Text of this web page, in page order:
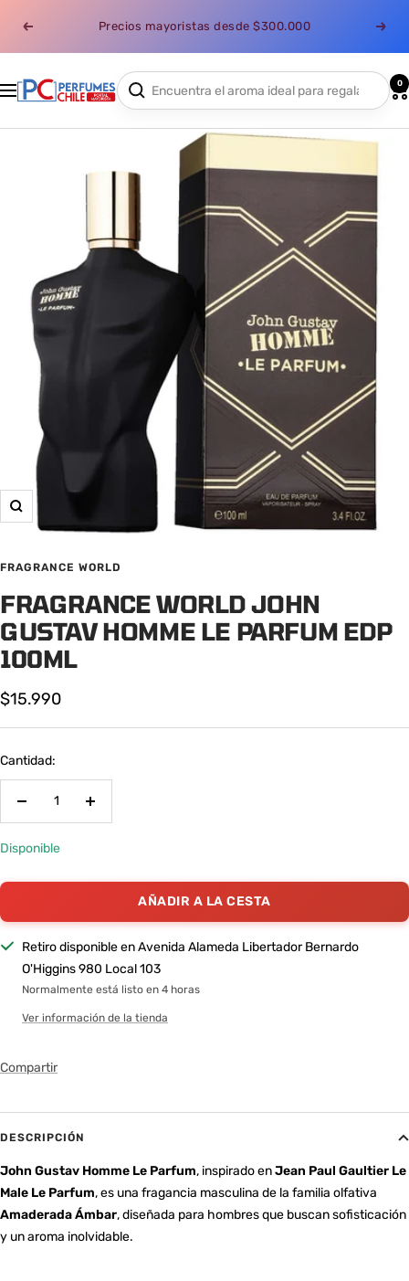
contenido
Anterior
Precios mayoristas desde $300.000
Navigación
Perfumes
0
Zoom
FRAGRANCE WORLD
FRAGRANCE WORLD JOHN
GUSTAV HOMME LE PARFUM EDP
100ML
Precio
de
venta
$15.990
Cantidad:
Decrecer
Aumentar
Disponible
AÑADIR A LA CESTA
Retiro disponible en Avenida Alameda Libertador Bernardo
O'Higgins 980 Local 103
Normalmente está listo en 4 horas
Ver información de la tienda
Compartir
DESCRIPCIÓN
John Gustav Homme Le Parfum, inspirado enJean Paul Gaultier Le
Male Le Parfum, es una fragancia masculina de la familia olfativa
Amaderada Ámbar, diseñada para hombres que buscan sofisticación
y un aroma inolvidable.